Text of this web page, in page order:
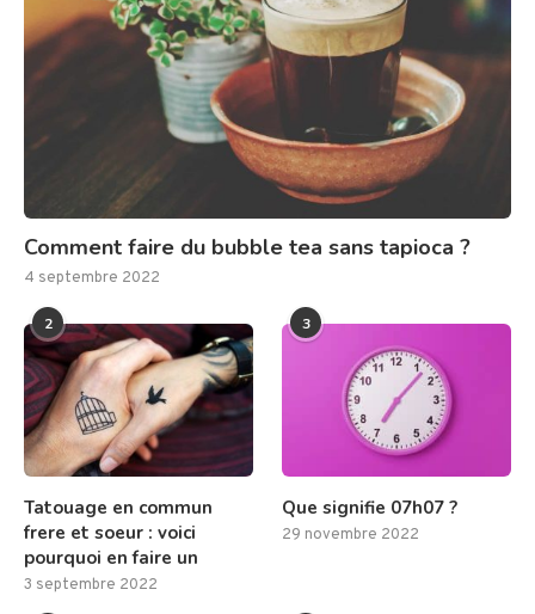
Comment faire du bubble tea sans tapioca ?
4 septembre 2022
2
Tatouage en commun
frere et soeur : voici
pourquoi en faire un
3 septembre 2022
3
Que signifie 07h07 ?
29 novembre 2022